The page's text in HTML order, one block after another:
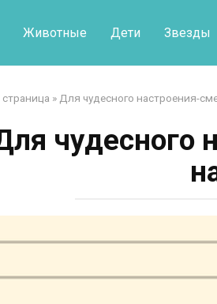
Животные Дети Звезды
страница » Для чудесного настроения-
чудесного